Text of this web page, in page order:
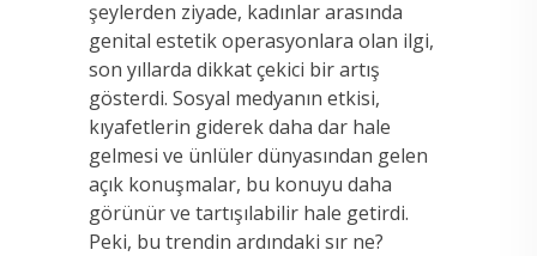
şeylerden ziyade, kadınlar arasında
genital estetik operasyonlara olan ilgi,
son yıllarda dikkat çekici bir artış
gösterdi. Sosyal medyanın etkisi,
kıyafetlerin giderek daha dar hale
gelmesi ve ünlüler dünyasından gelen
açık konuşmalar, bu konuyu daha
görünür ve tartışılabilir hale getirdi.
Peki, bu trendin ardındaki sır ne?